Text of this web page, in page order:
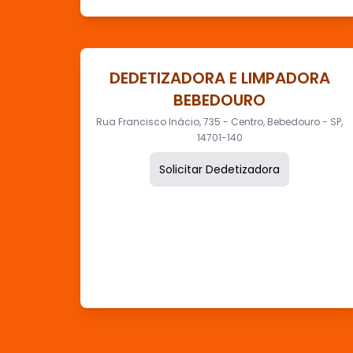
DEDETIZADORA E LIMPADORA
BEBEDOURO
Rua Francisco Inácio, 735 - Centro, Bebedouro - SP,
14701-140
Solicitar Dedetizadora